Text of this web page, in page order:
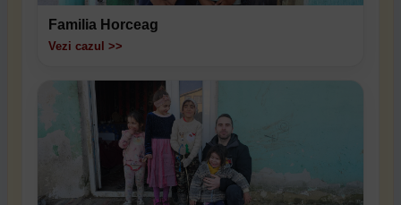
Familia Horceag
Vezi cazul >>